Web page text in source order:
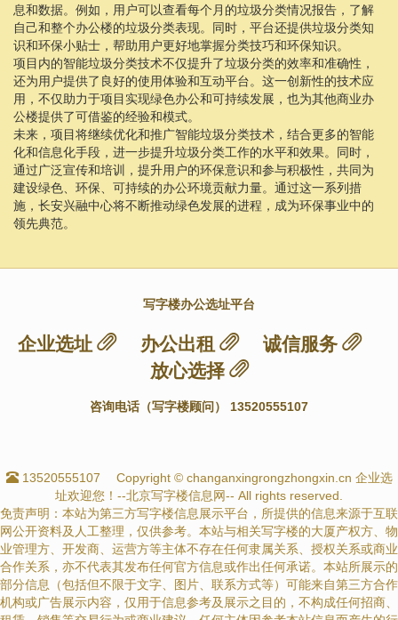
息和数据。例如，用户可以查看每个月的垃圾分类情况报告，了解
自己和整个办公楼的垃圾分类表现。同时，平台还提供垃圾分类知
识和环保小贴士，帮助用户更好地掌握分类技巧和环保知识。
项目内的智能垃圾分类技术不仅提升了垃圾分类的效率和准确性，
还为用户提供了良好的使用体验和互动平台。这一创新性的技术应
用，不仅助力于项目实现绿色办公和可持续发展，也为其他商业办
公楼提供了可借鉴的经验和模式。
未来，项目将继续优化和推广智能垃圾分类技术，结合更多的智能
化和信息化手段，进一步提升垃圾分类工作的水平和效果。同时，
通过广泛宣传和培训，提升用户的环保意识和参与积极性，共同为
建设绿色、环保、可持续的办公环境贡献力量。通过这一系列措
施，长安兴融中心将不断推动绿色发展的进程，成为环保事业中的
领先典范。
写字楼办公选址平台
企业选址 办公出租
诚信服务
放心选择
咨询电话（写字楼顾问） 13520555107
13520555107
Copyright © changanxingrongzhongxin.cn 企业选
址欢迎您！--北京写字楼信息网-- All rights reserved.
免责声明：本站为第三方写字楼信息展示平台，所提供的信息来源于互联
网公开资料及人工整理，仅供参考。本站与相关写字楼的大厦产权方、物
业管理方、开发商、运营方等主体不存在任何隶属关系、授权关系或商业
合作关系，亦不代表其发布任何官方信息或作出任何承诺。本站所展示的
部分信息（包括但不限于文字、图片、联系方式等）可能来自第三方合作
机构或广告展示内容，仅用于信息参考及展示之目的，不构成任何招商、